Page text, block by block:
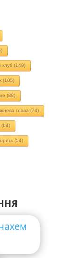
клуб (149)
(105)
(88)
глава (74)
(64)
(54)